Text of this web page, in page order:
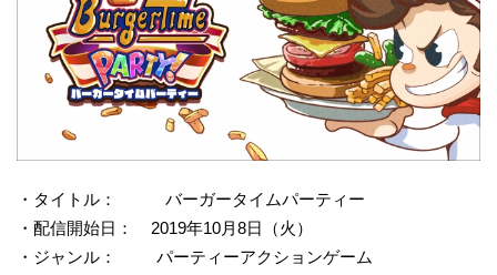
・タイトル： バーガータイムパーティー
・配信開始日： 2019年10月8日（火）
・ジャンル： パーティーアクションゲーム